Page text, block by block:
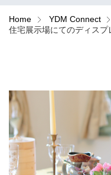
ログイン・会員登録
会員登録・取引申請
リンク
JDCA(ディスプレイスク
Home
YDM Connect
住宅展示場にてのディスプ